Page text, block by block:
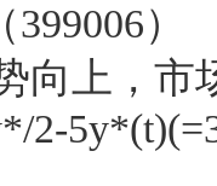
）
向上，
2-